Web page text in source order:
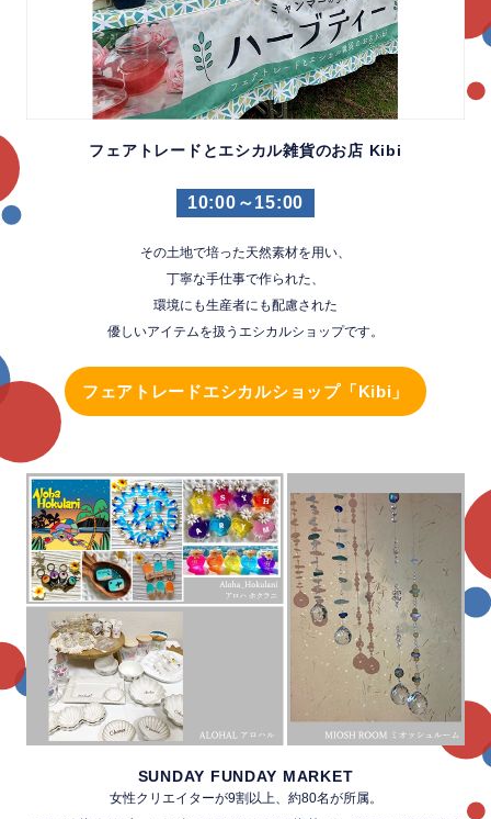
フェアトレードとエシカル雑貨のお店 Kibi
10:00～15:00
その土地で培った天然素材を用い、
丁寧な手仕事で作られた、
環境にも生産者にも配慮された
優しいアイテムを扱うエシカルショップです。
フェアトレードエシカルショップ「Kibi」
SUNDAY FUNDAY MARKET
女性クリエイターが9割以上、約80名が所属。